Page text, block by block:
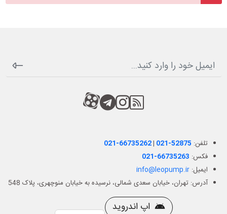
RSS
کانال آپارات
کانال تلگرام
کانال آپارات
تلفن: 021-66735262| 021-52875
فکس: 021-66735263
ایمیل:info@leopump.ir
آدرس: تهران، خیابان سعدی شمالی، نرسیده به خیابان منوچهری، پلاک 548
اپ اندروید